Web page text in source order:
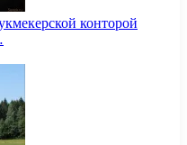
конторой